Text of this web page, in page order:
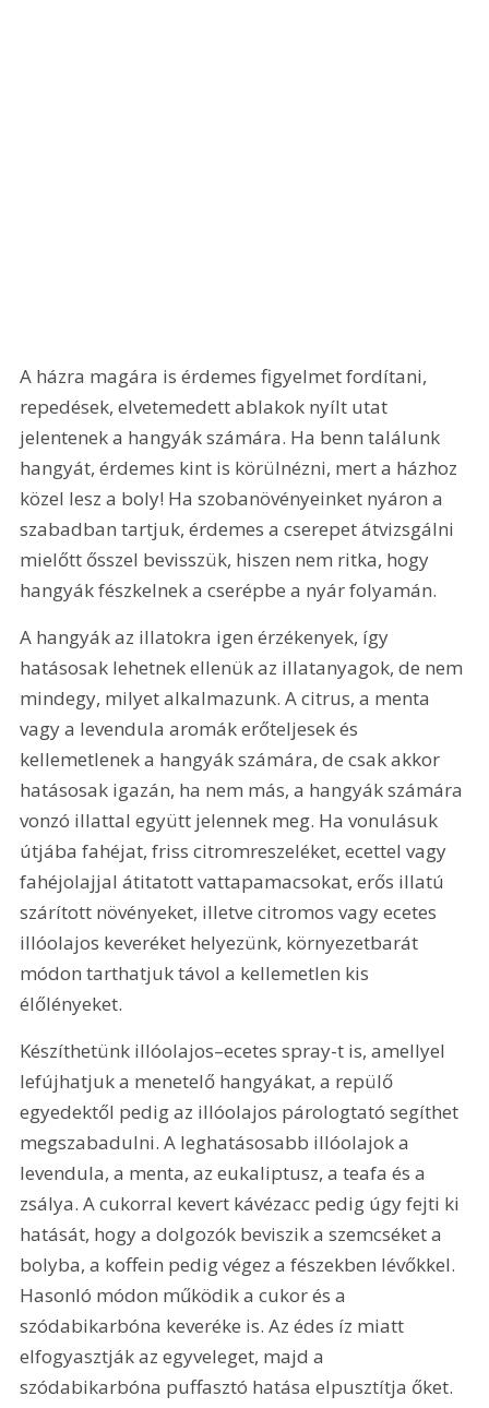
A házra magára is érdemes figyelmet fordítani,
repedések, elvetemedett ablakok nyílt utat
jelentenek a hangyák számára. Ha benn találunk
hangyát, érdemes kint is körülnézni, mert a házhoz
közel lesz a boly! Ha szobanövényeinket nyáron a
szabadban tartjuk, érdemes a cserepet átvizsgálni
mielőtt ősszel bevisszük, hiszen nem ritka, hogy
hangyák fészkelnek a cserépbe a nyár folyamán.
A hangyák az illatokra igen érzékenyek, így
hatásosak lehetnek ellenük az illatanyagok, de nem
mindegy, milyet alkalmazunk. A citrus, a menta
vagy a levendula aromák erőteljesek és
kellemetlenek a hangyák számára, de csak akkor
hatásosak igazán, ha nem más, a hangyák számára
vonzó illattal együtt jelennek meg. Ha vonulásuk
útjába fahéjat, friss citromreszeléket, ecettel vagy
fahéjolajjal átitatott vattapamacsokat, erős illatú
szárított növényeket, illetve citromos vagy ecetes
illóolajos keveréket helyezünk, környezetbarát
módon tarthatjuk távol a kellemetlen kis
élőlényeket.
Készíthetünk illóolajos–ecetes spray-t is, amellyel
lefújhatjuk a menetelő hangyákat, a repülő
egyedektől pedig az illóolajos párologtató segíthet
megszabadulni. A leghatásosabb illóolajok a
levendula, a menta, az eukaliptusz, a teafa és a
zsálya. A cukorral kevert kávézacc pedig úgy fejti ki
hatását, hogy a dolgozók beviszik a szemcséket a
bolyba, a koffein pedig végez a fészekben lévőkkel.
Hasonló módon működik a cukor és a
szódabikarbóna keveréke is. Az édes íz miatt
elfogyasztják az egyveleget, majd a
szódabikarbóna puffasztó hatása elpusztítja őket.